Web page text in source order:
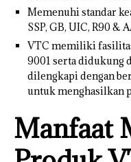
Memenuhi standar
SSP, GB, UIC, R90 &
VTC memiliki
9001 serta didukung
dilengkapi dengan
untuk menghasilkan
Manfaat